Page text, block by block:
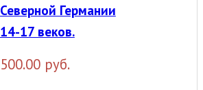
Северной Германии
14-17 веков.
500.00 руб.